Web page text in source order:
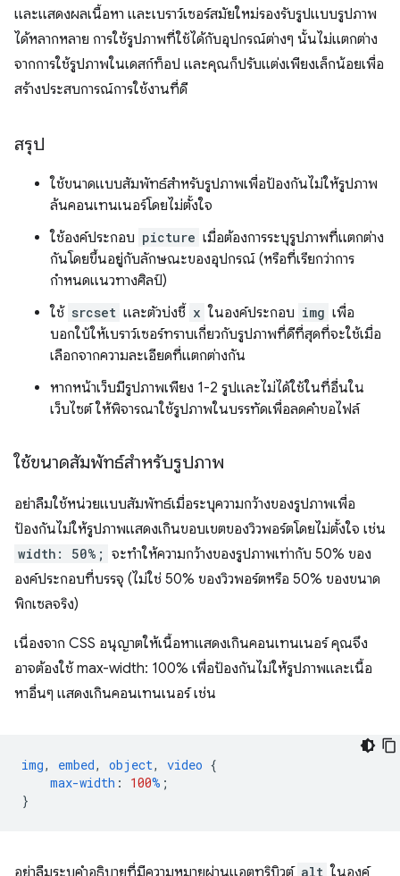
และแสดงผลเนื้อหา และเบราว์เซอร์สมัยใหม่รองรับรูปแบบรูปภาพ
ได้หลากหลาย การใช้รูปภาพที่ใช้ได้กับอุปกรณ์ต่างๆ นั้นไม่แตกต่าง
จากการใช้รูปภาพในเดสก์ท็อป และคุณก็ปรับแต่งเพียงเล็กน้อยเพื่อ
สร้างประสบการณ์การใช้งานที่ดี
สรุป
ใช้ขนาดแบบสัมพัทธ์สำหรับรูปภาพเพื่อป้องกันไม่ให้รูปภาพ
ล้นคอนเทนเนอร์โดยไม่ตั้งใจ
ใช้องค์ประกอบ picture เมื่อต้องการระบุรูปภาพที่แตกต่าง
กันโดยขึ้นอยู่กับลักษณะของอุปกรณ์ (หรือที่เรียกว่าการ
กำหนดแนวทางศิลป์)
ใช้ srcset และตัวบ่งชี้ x ในองค์ประกอบ img เพื่อ
บอกใบ้ให้เบราว์เซอร์ทราบเกี่ยวกับรูปภาพที่ดีที่สุดที่จะใช้เมื่อ
เลือกจากความละเอียดที่แตกต่างกัน
หากหน้าเว็บมีรูปภาพเพียง 1-2 รูปและไม่ได้ใช้ในที่อื่นใน
เว็บไซต์ ให้พิจารณาใช้รูปภาพในบรรทัดเพื่อลดคำขอไฟล์
ใช้ขนาดสัมพัทธ์สำหรับรูปภาพ
อย่าลืมใช้หน่วยแบบสัมพัทธ์เมื่อระบุความกว้างของรูปภาพเพื่อ
ป้องกันไม่ให้รูปภาพแสดงเกินขอบเขตของวิวพอร์ตโดยไม่ตั้งใจ เช่น
width: 50%; จะทำให้ความกว้างของรูปภาพเท่ากับ 50% ของ
องค์ประกอบที่บรรจุ (ไม่ใช่ 50% ของวิวพอร์ตหรือ 50% ของขนาด
พิกเซลจริง)
เนื่องจาก CSS อนุญาตให้เนื้อหาแสดงเกินคอนเทนเนอร์ คุณจึง
อาจต้องใช้ max-width: 100% เพื่อป้องกันไม่ให้รูปภาพและเนื้อ
หาอื่นๆ แสดงเกินคอนเทนเนอร์ เช่น
img, embed, object, video {
max-width : 100% ;
}
alt